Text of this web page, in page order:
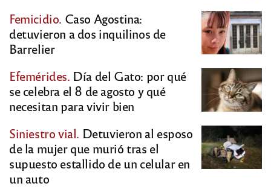
Femicidio. Caso Agostina:
detuvieron a dos inquilinos de
Barrelier
Efemérides. Día del Gato: por qué
se celebra el 8 de agosto y qué
necesitan para vivir bien
Siniestro vial. Detuvieron al esposo
de la mujer que murió tras el
supuesto estallido de un celular en
un auto